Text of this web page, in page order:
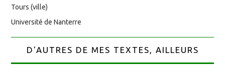
Tours (ville)
Université de Nanterre
D'AUTRES DE MES TEXTES, AILLEURS